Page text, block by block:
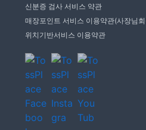
신분증 검사 서비스 약관
매장포인트 서비스 이용약관(사장님
위치기반서비스 이용약관